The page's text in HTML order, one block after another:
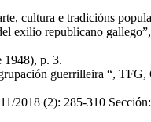
cultura e tradicións
exilio republicano
1948), p. 3.
guerrilleira “,
2018 (2): 285-310